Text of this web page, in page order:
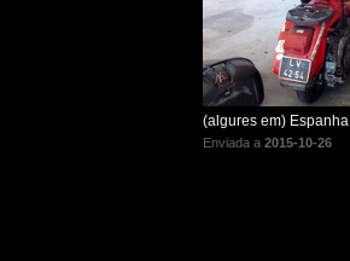
(algures em) Espanha
Enviada a 2015-10-26